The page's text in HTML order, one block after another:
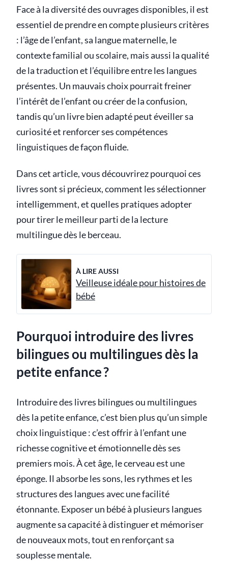
Face à la diversité des ouvrages disponibles, il est
essentiel de prendre en compte plusieurs critères
: l’âge de l’enfant, sa langue maternelle, le
contexte familial ou scolaire, mais aussi la qualité
de la traduction et l’équilibre entre les langues
présentes. Un mauvais choix pourrait freiner
l’intérêt de l’enfant ou créer de la confusion,
tandis qu’un livre bien adapté peut éveiller sa
curiosité et renforcer ses compétences
linguistiques de façon fluide.
Dans cet article, vous découvrirez pourquoi ces
livres sont si précieux, comment les sélectionner
intelligemment, et quelles pratiques adopter
pour tirer le meilleur parti de la lecture
multilingue dès le berceau.
À LIRE AUSSI
Veilleuse idéale pour histoires de
bébé
Pourquoi introduire des livres
bilingues ou multilingues dès la
petite enfance ?
Introduire des livres bilingues ou multilingues
dès la petite enfance, c’est bien plus qu’un simple
choix linguistique : c’est offrir à l’enfant une
richesse cognitive et émotionnelle dès ses
premiers mois. À cet âge, le cerveau est une
éponge. Il absorbe les sons, les rythmes et les
structures des langues avec une facilité
étonnante. Exposer un bébé à plusieurs langues
augmente sa capacité à distinguer et mémoriser
de nouveaux mots, tout en renforçant sa
souplesse mentale.